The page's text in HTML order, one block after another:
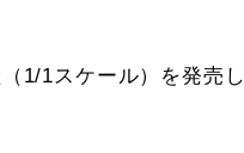
1/1スケール）を発売し